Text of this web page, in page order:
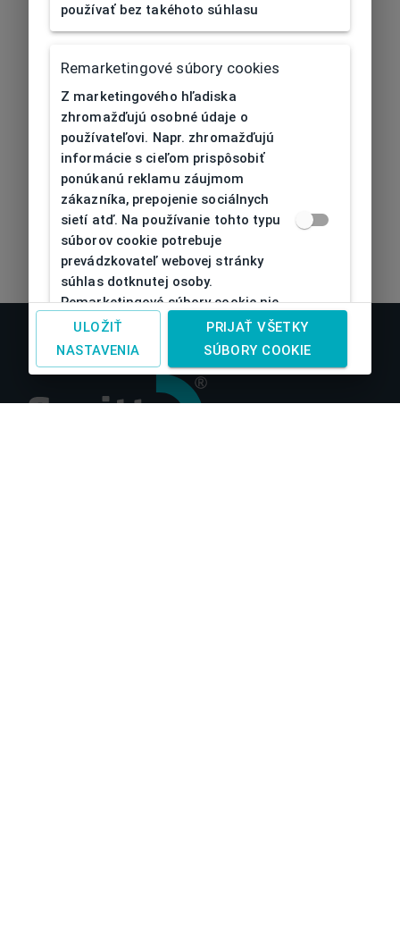
používať bez takéhoto súhlasu
Remarketingové súbory cookies
Z marketingového hľadiska
zhromažďujú osobné údaje o
používateľovi. Napr. zhromažďujú
informácie s cieľom prispôsobiť
ponúkanú reklamu záujmom
zákazníka, prepojenie sociálnych
sietí atď. Na používanie tohto typu
súborov cookie potrebuje
prevádzkovateľ webovej stránky
súhlas dotknutej osoby.
Remarketingové súbory cookie nie
je možné bez takéhoto súhlasu
používať
ULOŽIŤ
NASTAVENIA
PRIJAŤ VŠETKY
SÚBORY COOKIE